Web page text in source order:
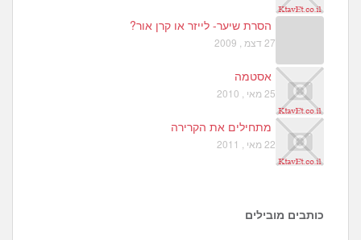
הסרת שיער- לייזר או קרן אור?
27 דצמ , 2009
אסטמה
25 מאי , 2010
מתחילים את הקרירה
22 מאי , 2011
כותבים מובילים